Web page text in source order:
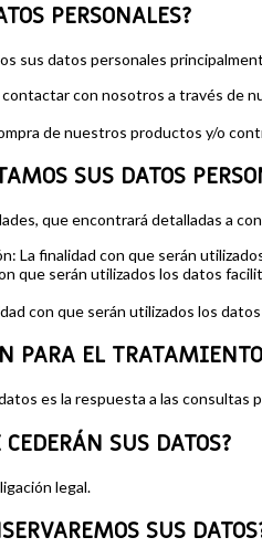
PERSONALES?
sus datos personales
con nosotros a través de
de nuestros productos y/o
SUS DATOS
que encontrará detalladas a
La finalidad con que serán
que serán utilizados los datos
con que serán utilizados los
PARA EL
es la respuesta a las
SUS DATOS?
legal.
SUS